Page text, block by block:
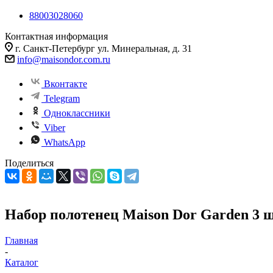
88003028060
Контактная информация
г. Санкт-Петербург ул. Минеральная, д. 31
info@maisondor.com.ru
Вконтакте
Telegram
Одноклассники
Viber
WhatsApp
Поделиться
Набор полотенец Maison Dor Garden 3
Главная
-
Каталог